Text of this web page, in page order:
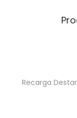
Recarga